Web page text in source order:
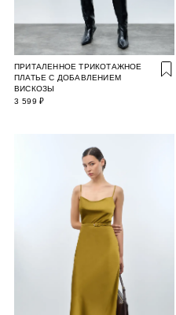
ПРИТАЛЕННОЕ ТРИКОТАЖНОЕ
ПЛАТЬЕ С ДОБАВЛЕНИЕМ
ВИСКОЗЫ
3 599 ₽